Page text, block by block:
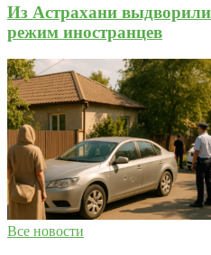
Из Астрахани
режим иностранцев
Все новости